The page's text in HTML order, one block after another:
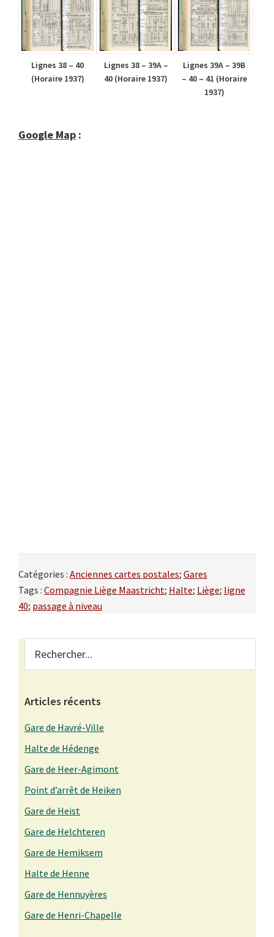
Lignes 38 – 40
(Horaire 1937)
Lignes 38 – 39A –
40 (Horaire 1937)
Lignes 39A – 39B
– 40 – 41 (Horaire
1937)
Google Map :
Catégories : Anciennes cartes postales; Gares
Tags : Compagnie Liège Maastricht; Halte; Liège; ligne
40; passage à niveau
Primary
Sidebar
Articles récents
Gare de Havré-Ville
Halte de Hédenge
Gare de Heer-Agimont
Point d’arrêt de Heiken
Gare de Heist
Gare de Helchteren
Gare de Hemiksem
Halte de Henne
Gare de Hennuyères
Gare de Henri-Chapelle